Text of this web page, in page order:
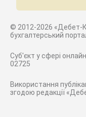
© 2012-2026 «Дебет-
бухгалтерський
Суб'єкт у сфері
02725
Використання
згодою редакції